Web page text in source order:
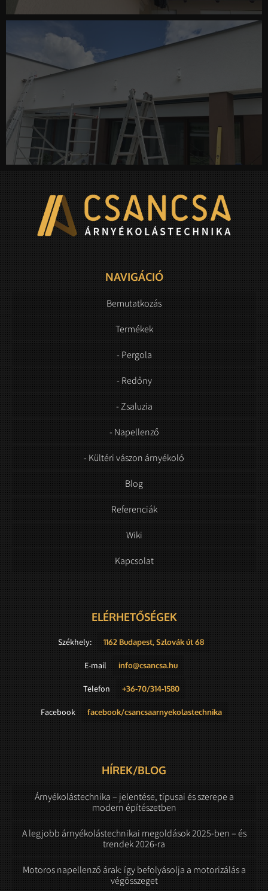
NAVIGÁCIÓ
Bemutatkozás
Termékek
- Pergola
- Redőny
- Zsaluzia
- Napellenző
- Kültéri vászon árnyékoló
Blog
Referenciák
Wiki
Kapcsolat
ELÉRHETŐSÉGEK
Székhely: 1162 Budapest, Szlovák út 68
E-mail info@csancsa.hu
Telefon +36-70/314-1580
Facebook facebook/csancsaarnyekolastechnika
HÍREK/BLOG
Árnyékolástechnika – jelentése, típusai és szerepe a
modern építészetben
A legjobb árnyékolástechnikai megoldások 2025-ben – és
trendek 2026-ra
Motoros napellenző árak: így befolyásolja a motorizálás a
végösszeget